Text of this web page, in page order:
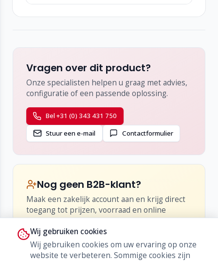
Vragen over dit product?
Onze specialisten helpen u graag met advies,
configuratie of een passende oplossing.
Bel +31 (0) 343 431 750
Stuur een e-mail
Contactformulier
Nog geen B2B-klant?
Maak een zakelijk account aan en krijg direct
toegang tot prijzen, voorraad en online
bestellen.
•Inzicht in netto-prijzen en kortingen
Live voorraad en levertijden
Wij gebruiken cookies
Wij gebruiken cookies om uw ervaring op onze
website te verbeteren. Sommige cookies zijn